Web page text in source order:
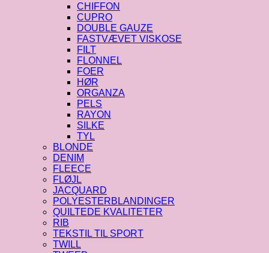
CHIFFON
CUPRO
DOUBLE GAUZE
FASTVÆVET VISKOSE
FILT
FLONNEL
FOER
HØR
ORGANZA
PELS
RAYON
SILKE
TYL
BLONDE
DENIM
FLEECE
FLØJL
JACQUARD
POLYESTERBLANDINGER
QUILTEDE KVALITETER
RIB
TEKSTIL TIL SPORT
TWILL